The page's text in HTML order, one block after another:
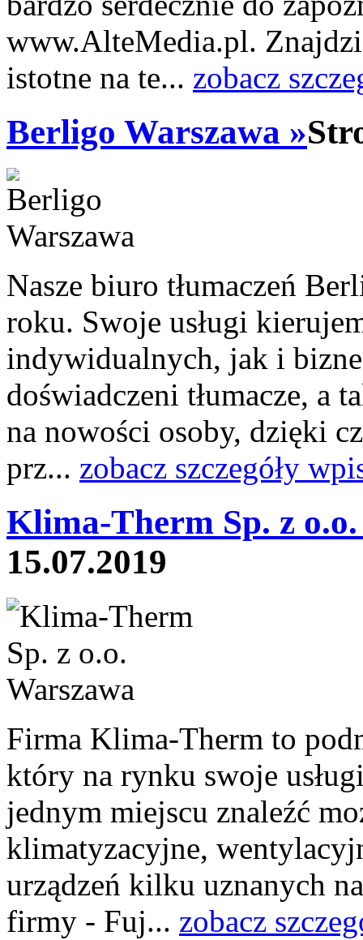
www.AlteMedia.pl.
istotne na te... zobacz
Berligo Warszawa »
Nasze biuro tłumaczeń
roku. Swoje usługi
indywidualnych, jak i
doświadczeni tłumacze, a
na nowości osoby, dzięki
prz... zobacz szczegóły
Klima-Therm Sp. z
15.07.2019
Firma Klima-Therm to
który na rynku swoje
jednym miejscu znaleźć
klimatyzacyjne,
urządzeń kilku uznanych
firmy - Fuj... zobacz